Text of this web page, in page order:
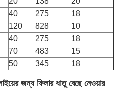
40 275
18
120 828
10
40 275
18
70 483
15
50 345 18
জন্য ফিলার ধাতু বেছে নেওয়ার